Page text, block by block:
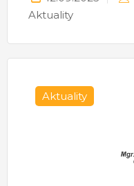
Aktuality
Aktuality